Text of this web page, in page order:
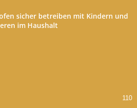
sicher betreiben mit Kindern und
im Haushalt
110